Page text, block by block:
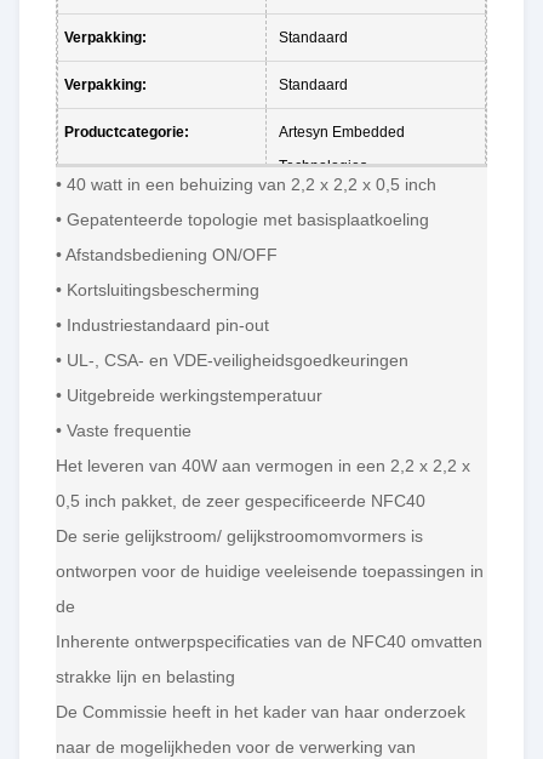
Verpakking: Standaard
Verpakking: Standaard
Productcategorie:
Artesyn Embedded
Technologies
Merk:
Artesyn Embedded
Subcategorie:
• 40 watt in een behuizing van 2,2 x 2,2 x 0,5 inch
• Gepatenteerde topologie met basisplaatkoeling
• Afstandsbediening ON/OFF
• Kortsluitingsbescherming
• Industriestandaard pin-out
• UL-, CSA- en VDE-veiligheidsgoedkeuringen
• Uitgebreide werkingstemperatuur
• Vaste frequentie
Het leveren van 40W aan vermogen in een 2,2 x 2,2 x
0,5 inch pakket, de zeer gespecificeerde NFC40
De serie gelijkstroom/ gelijkstroomomvormers is
ontworpen voor de huidige veeleisende toepassingen in
de
Inherente ontwerpspecificaties van de NFC40 omvatten
strakke lijn en belasting
De Commissie heeft in het kader van haar onderzoek
naar de mogelijkheden voor de verwerking van